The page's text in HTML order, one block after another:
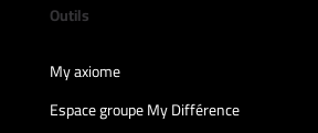
Outils
My axiome
Espace groupe My Différence